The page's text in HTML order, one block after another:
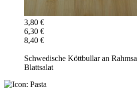
3,80 €
6,30 €
8,40 €
Schwedische Köttbullar an
Blattsalat